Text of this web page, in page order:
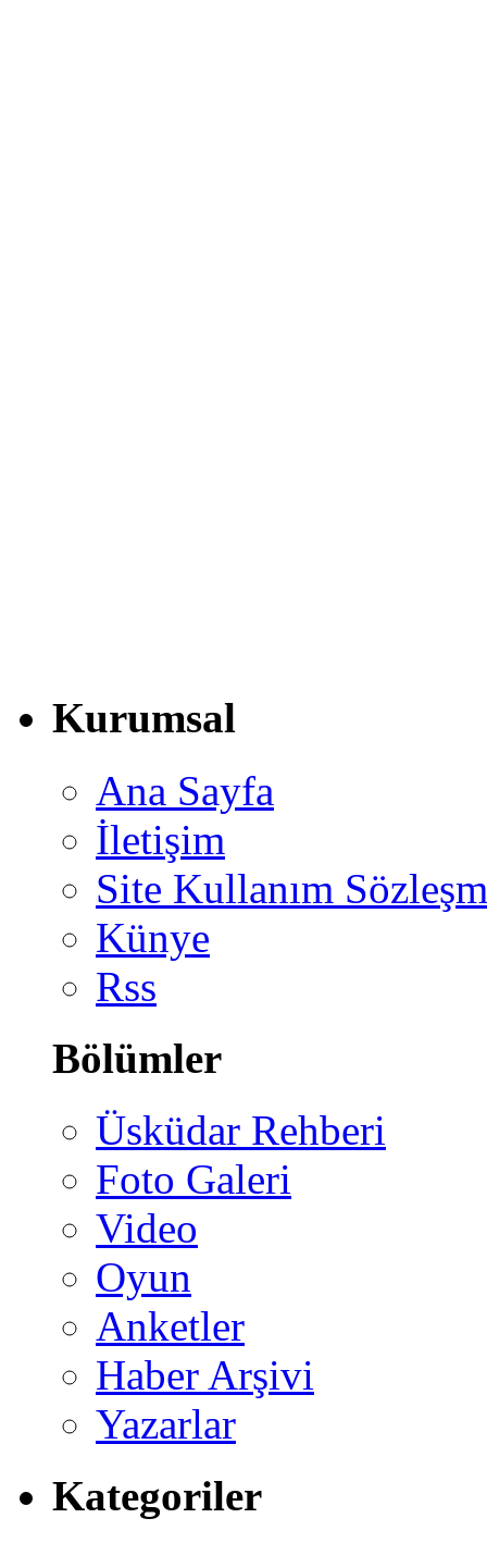
Kurumsal
Ana Sayfa
İletişim
Site Kullanım
Künye
Rss
Bölümler
Üsküdar Rehberi
Foto Galeri
Video
Oyun
Anketler
Haber Arşivi
Yazarlar
Kategoriler